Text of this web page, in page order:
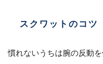
スクワットのコツ
慣れないうちは腕の反動